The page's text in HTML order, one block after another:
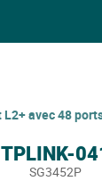
avec 48
TPLINK-
SG3452P